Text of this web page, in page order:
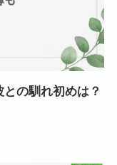
の馴れ初めは？